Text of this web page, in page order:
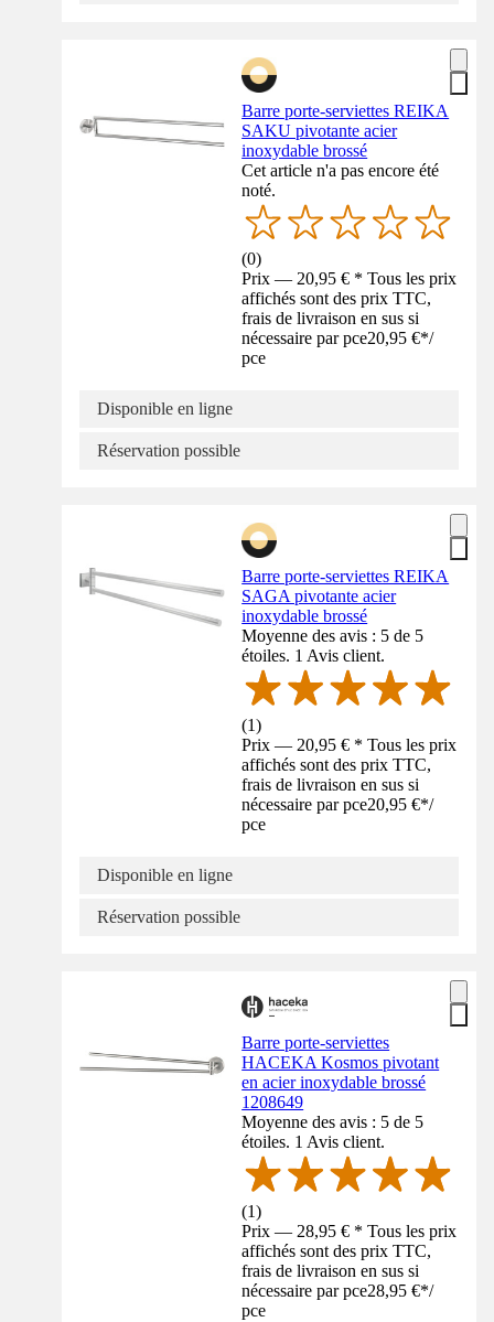
Barre porte-serviettes REIKA
SAKU pivotante acier
inoxydable brossé
Cet article n'a pas encore été
noté.
(0)
Prix — 20,95 € * Tous les prix
affichés sont des prix TTC,
frais de livraison en sus si
nécessaire par pce20,95 €*/
pce
Disponible en ligne
Réservation possible
Barre porte-serviettes REIKA
SAGA pivotante acier
inoxydable brossé
Moyenne des avis : 5 de 5
étoiles. 1 Avis client.
(1)
Prix — 20,95 € * Tous les prix
affichés sont des prix TTC,
frais de livraison en sus si
nécessaire par pce20,95 €*/
pce
Disponible en ligne
Réservation possible
Barre porte-serviettes
HACEKA Kosmos pivotant
en acier inoxydable brossé
1208649
Moyenne des avis : 5 de 5
étoiles. 1 Avis client.
(1)
Prix — 28,95 € * Tous les prix
affichés sont des prix TTC,
frais de livraison en sus si
nécessaire par pce28,95 €*/
pce